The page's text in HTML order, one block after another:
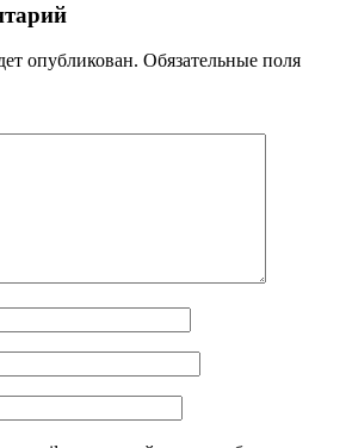
опубликован. Обязательные поля